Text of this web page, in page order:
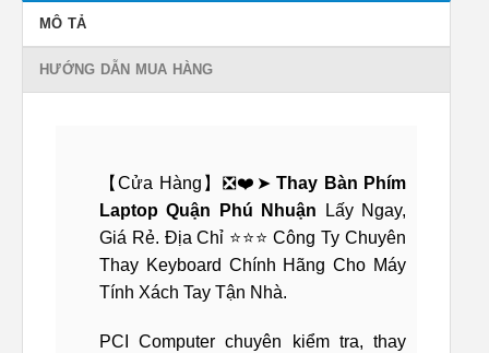
MÔ TẢ
HƯỚNG DẪN MUA HÀNG
【Cửa Hàng】❎❤️➤Thay Bàn Phím
Laptop Quận Phú Nhuận Lấy Ngay,
Giá Rẻ. Địa Chỉ ⭐⭐⭐ Công Ty Chuyên
Thay Keyboard Chính Hãng Cho Máy
Tính Xách Tay Tận Nhà.
PCI Computer chuyên kiểm tra, thay